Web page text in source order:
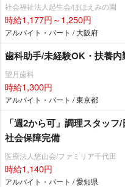
社会福祉法人起生会/ほほえみの園
時給1,177円～1,250円
アルバイト・パート / 大阪府
歯科助手/未経験OK・扶養
望月歯科
時給1,300円
アルバイト・パート / 東京都
「週2から可」調理スタッ
社会保障完備
医療法人悠山会/ファミリア千代田
時給1,140円
アルバイト・パート / 愛知県